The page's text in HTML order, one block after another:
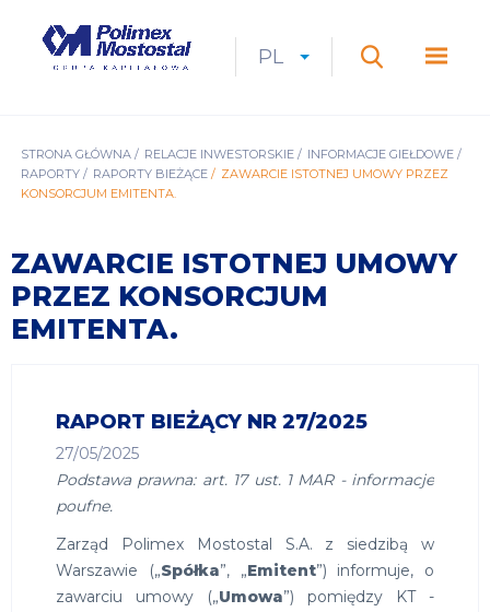
Mostostal
CURRENT
PL
ROZWIŃ
LANGUAGESZUKAJ
ŚCIEŻKA
NAWIGACYJNA
STRONA GŁÓWNA RELACJE INWESTORSKIE
INFORMACJE GIEŁDOWE
RAPORTY
RAPORTY BIEŻĄCE
ZAWARCIE ISTOTNEJ UMOWY PRZEZ
KONSORCJUM EMITENTA.
ZAWARCIE ISTOTNEJ UMOWY
PRZEZ KONSORCJUM
EMITENTA.
RAPORT BIEŻĄCY NR 27/2025
27/05/2025
Podstawa prawna: art. 17 ust. 1 MAR - informacje
poufne.
Zarząd Polimex Mostostal S.A. z siedzibą w
Warszawie („Spółka”, „Emitent”) informuje, o
zawarciu umowy („Umowa”) pomiędzy KT -